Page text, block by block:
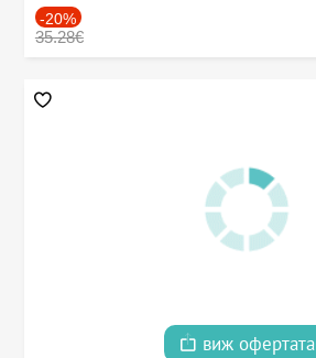
-20%
35.28€
виж офертата